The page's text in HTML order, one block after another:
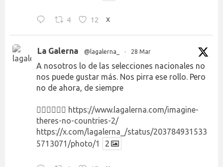
4 12 X
La Galerna @lagalerna_ · 28 Mar
A nosotros lo de las selecciones nacionales no
nos puede gustar más. Nos pirra ese rollo. Pero
no de ahora, de siempre
👉🏻👉🏻👉🏻 https://www.lagalerna.com/imagine-
theres-no-countries-2/
https://x.com/lagalerna_/status/203784931533
5713071/photo/1
2